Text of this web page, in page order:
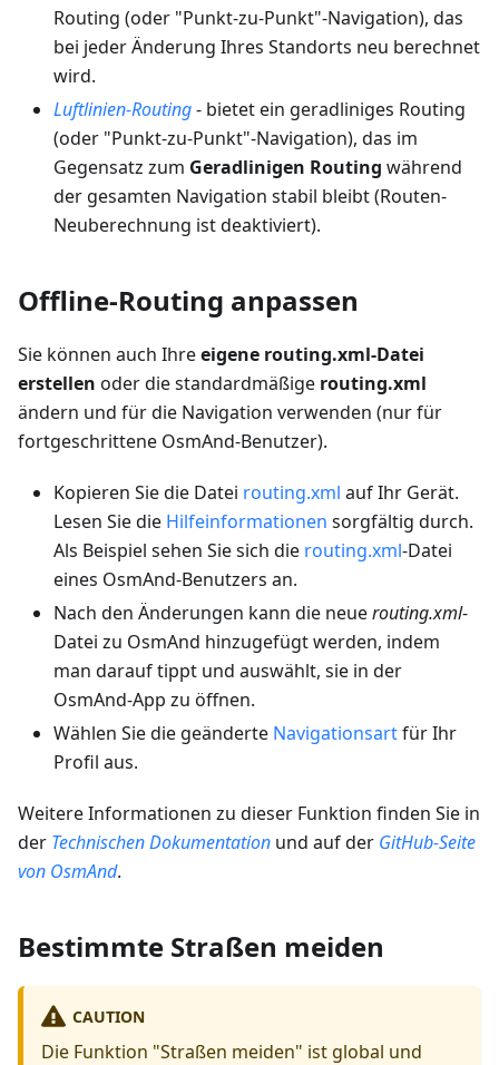
Routing (oder "Punkt-zu-Punkt"-Navigation), das
bei jeder Änderung Ihres Standorts neu berechnet
wird.
Luftlinien-Routing- bietet ein geradliniges Routing
(oder "Punkt-zu-Punkt"-Navigation), das im
Gegensatz zum Geradlinigen Routing während
der gesamten Navigation stabil bleibt (Routen-
Neuberechnung ist deaktiviert).
Offline-Routing anpassen
Sie können auch Ihreeigene routing.xml-Datei
erstellen oder die standardmäßige routing.xml
ändern und für die Navigation verwenden (nur für
fortgeschrittene OsmAnd-Benutzer).
Kopieren Sie die Datei routing.xml auf Ihr Gerät.
Lesen Sie die Hilfeinformationen sorgfältig durch.
Als Beispiel sehen Sie sich die routing.xml-Datei
eines OsmAnd-Benutzers an.
Nach den Änderungen kann die neuerouting.xml-
Datei zu OsmAnd hinzugefügt werden, indem
man darauf tippt und auswählt, sie in der
OsmAnd-App zu öffnen.
Wählen Sie die geänderte Navigationsartfür Ihr
Profil aus.
Weitere Informationen zu dieser Funktion finden Sie in
der Technischen Dokumentation und auf der GitHub-Seite
von OsmAnd.
Bestimmte Straßen meiden
CAUTION
Die Funktion "Straßen meiden" ist global und